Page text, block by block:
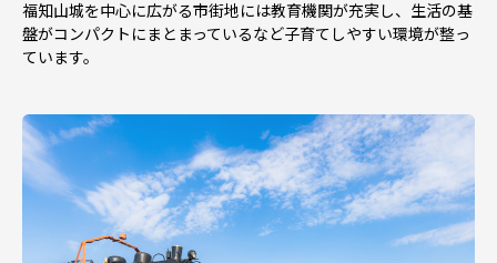
福知山城を中心に広がる市街地には教育機関が充実し、生活の基
盤がコンパクトにまとまっているなど子育てしやすい環境が整っ
ています。